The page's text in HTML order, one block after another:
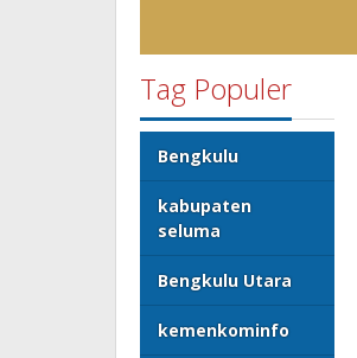
Tag Populer
Bengkulu
kabupaten
seluma
Bengkulu Utara
kemenkominfo